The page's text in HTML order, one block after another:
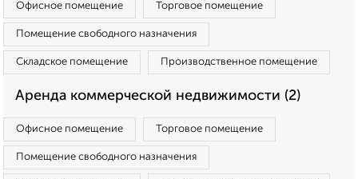
Офисное помещение Торговое помещение
Помещение свободного назначения
Складское помещение Производственное помещение
Аренда коммерческой недвижимости (2)
Офисное помещение Торговое помещение
Помещение свободного назначения